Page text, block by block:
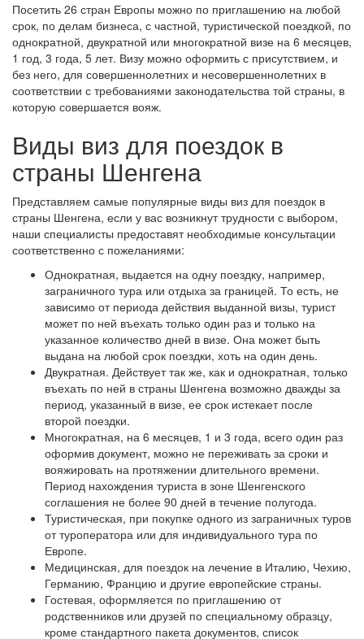
Посетить 26 стран Европы можно по приглашению на любой
срок, по делам бизнеса, с частной, туристической поездкой, по
однократной, двукратной или многократной визе на 6 месяцев,
1 год, 3 года, 5 лет. Визу можно оформить с присутствием, и
без него, для совершеннолетних и несовершеннолетних в
соответствии с требованиями законодательства той страны, в
которую совершается вояж.
Виды виз для поездок в
страны Шенгена
Представляем самые популярные виды виз для поездок в
страны Шенгена, если у вас возникнут трудности с выбором,
наши специалисты предоставят необходимые консультации
соответственно с пожеланиями:
Однократная, выдается на одну поездку, например,
заграничного тура или отдыха за границей. То есть, не
зависимо от периода действия выданной визы, турист
может по ней въехать только один раз и только на
указанное количество дней в визе. Она может быть
выдана на любой срок поездки, хоть на один день.
Двукратная. Действует так же, как и однократная, только
въехать по ней в страны Шенгена возможно дважды за
период, указанный в визе, ее срок истекает после
второй поездки.
Многократная, на 6 месяцев, 1 и 3 года, всего один раз
оформив документ, можно не переживать за сроки и
вояжировать на протяжении длительного времени.
Период нахождения туриста в зоне Шенгенского
соглашения не более 90 дней в течение полугода.
Туристическая, при покупке одного из заграничных туров
от туроператора или для индивидуального тура по
Европе.
Медицинская, для поездок на лечение в Италию, Чехию,
Германию, Францию и другие европейские страны.
Гостевая, оформляется по приглашению от
родственников или друзей по специальному образцу,
кроме стандартного пакета документов, список